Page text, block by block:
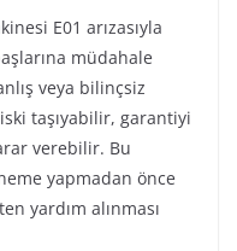
E01 arızasıyla
müdahale
veya bilinçsiz
taşıyabilir, garantiyi
verebilir. Bu
yapmadan önce
yardım alınması